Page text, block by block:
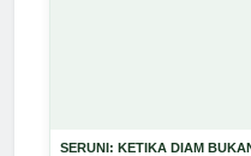
SERUNI: KETIKA DIAM